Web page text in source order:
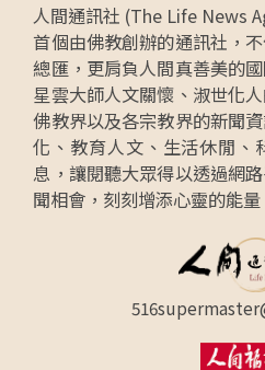
人間通訊社 (The Life News
首個由佛教創辦的通訊社，
總匯，更肩負人間真善美的
星雲大師人文關懷、淑世化
佛教界以及各宗教界的新聞
化、教育人文、生活休閒、
息，讓閱聽大眾得以透過網
聞相會，刻刻增添心靈的能